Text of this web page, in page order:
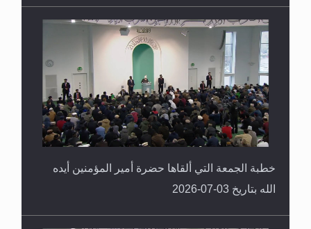
خطبة الجمعة التي ألقاها حضرة أمير المؤمنين أيده
الله بتاريخ 03-07-2026